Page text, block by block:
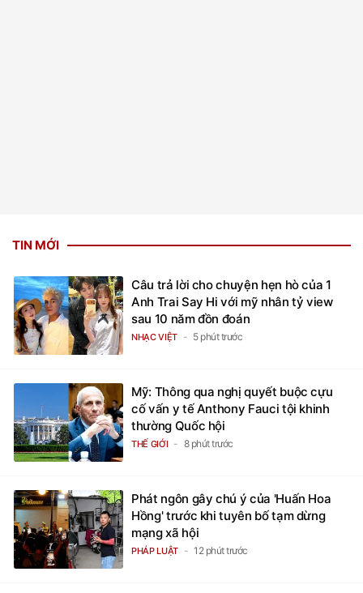
TIN MỚI
Câu trả lời cho chuyện hẹn hò của 1
Anh Trai Say Hi với mỹ nhân tỷ view
sau 10 năm đồn đoán
NHẠC VIỆT 5 phút trước
Mỹ: Thông qua nghị quyết buộc cựu
cố vấn y tế Anthony Fauci tội khinh
thường Quốc hội
THẾ GIỚI 8 phút trước
Phát ngôn gây chú ý của 'Huấn Hoa
Hồng' trước khi tuyên bố tạm dừng
mạng xã hội
PHÁP LUẬT 12 phút trước